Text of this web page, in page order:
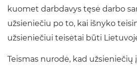
kuomet darbdavys tęsė darbo
užsieniečiu po to, kai išnyko
užsieniečiui teisėtai būti
Teismas nurodė, kad